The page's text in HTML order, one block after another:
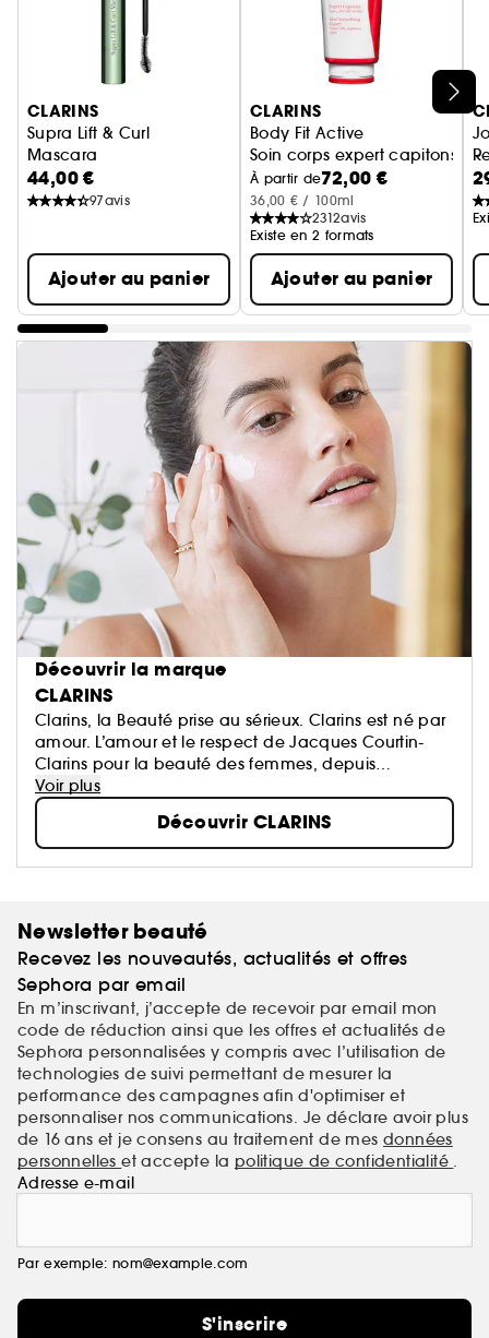
Ignorer le carrousel produits
CLARINS
Supra Lift & Curl
Mascara
44,00 €
97avis
Ajouter au panier
CLARINS
Body Fit Active
Soin corps expert capitons
À partir de72,00 €
36,00 € / 100ml
2312avis
Existe en 2 formats
Ajouter au panier
Découvrir la marque
CLARINS
Clarins, la Beauté prise au sérieux. Clarins est né par
amour. L’amour et le respect de Jacques Courtin-
Clarins pour la beauté des femmes, depuis
l'ouverture du premier Institut Clarins à Paris en 1954.
N°1 Européen des soins de beauté haut de
Voir plus
Découvrir CLARINS
Newsletter beauté
Recevez les nouveautés, actualités et offres
Sephora par email
En m’inscrivant, j’accepte de recevoir par email mon
code de réduction ainsi que les offres et actualités de
Sephora personnalisées y compris avec l’utilisation de
technologies de suivi permettant de mesurer la
performance des campagnes afin d'optimiser et
personnaliser nos communications. Je déclare avoir plus
de 16 ans et je consens au traitement de mes données
personnelleset accepte la politique de confidentialité .
Adresse e-mail
Par exemple: nom@example.com
S'inscrire